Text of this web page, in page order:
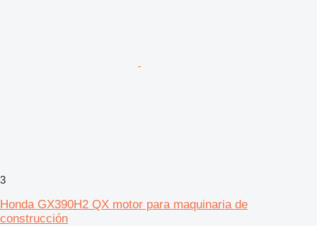
3
Honda GX390H2 QX motor para maquinaria de
construcción